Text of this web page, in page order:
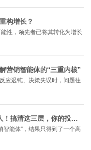
构增长？
性，领先者已将其转化为增长
营销智能体的“三重内核”
应迟钝、决策失误时，问题往
营销智能体≠聊天机器人！搞清这三层，你的投入才不打水漂
智能体”，结果只得到了一个高